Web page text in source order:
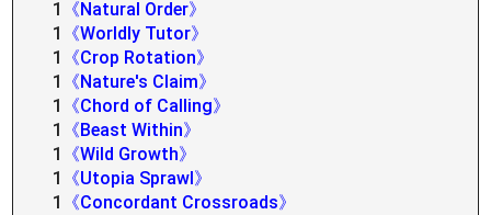
1
《Natural Order》
1
《Worldly Tutor》
1
《Crop Rotation》
1
《Nature's Claim》
1
《Chord of Calling》
1
《Beast Within》
1
《Wild Growth》
1
《Utopia Sprawl》
1
《Concordant Crossroads》